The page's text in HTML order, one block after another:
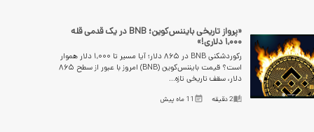
«پرواز تاریخی بایننس‌کوین؛ BNB در یک قدمی قله
۱,۰۰۰ دلاری!»
رکوردشکنی BNB در ۸۶۵ دلار؛ آیا مسیر تا ۱,۰۰۰ دلار هموار
است؟ قیمت بایننس‌کوین (BNB) امروز با عبور از سطح ۸۶۵
دلار، سقف تاریخی تازه‌...
2دقیقه 11 ماه پیش